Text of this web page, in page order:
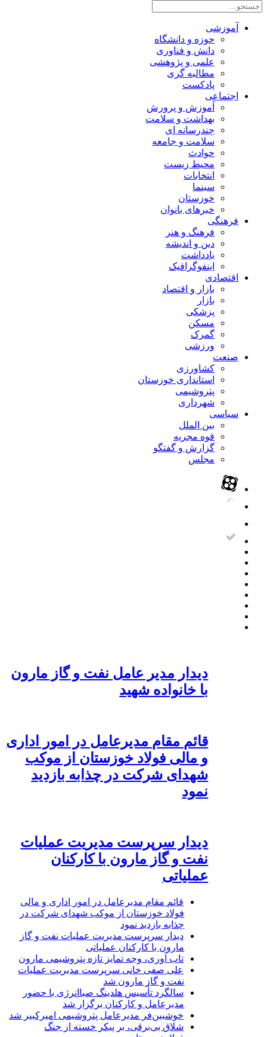
آموزشی
حوزه و دانشگاه
دانش و فناوری
علمی و پژوهشی
مطالبه گری
پادکست
اجتماعی
آموزش و پرورش
بهداشت و سلامت
چندرسانه ای
سلامت و جامعه
حوادث
محیط زیست
انتخابات
سینما
خوزستان
خبرهای بانوان
فرهنگی
فرهنگ و هنر
دین و اندیشه
یادداشت
اینفوگرافیک
اقتصادی
بازار و اقتصاد
بازار
پزشکی
مسکن
گمرک
ورزشی
صنعت
کشاورزی
استانداری خوزستان
پتروشیمی
شهرداری
سیاسی
بین الملل
قوه مجریه
گزارش و گفتگو
مجلس
دیدار مدیر عامل نفت و گاز مارون
با خانواده شهید
قائم مقام مدیرعامل در امور اداری
و مالی فولاد خوزستان از موکب
شهدای شرکت در چذابه بازدید
نمود
دیدار سرپرست مدیریت عملیات
نفت و گاز مارون با کارکنان
عملیاتی
قائم مقام مدیرعامل در امور اداری و مالی
فولاد خوزستان از موکب شهدای شرکت در
چذابه بازدید نمود
دیدار سرپرست مدیریت عملیات نفت و گاز
مارون با کارکنان عملیاتی
تاب آوری، وجه تمایز تازه پتروشیمی مارون
علی صفی خانی سرپرست مدیریت عملیات
نفت و گاز مارون شد
سالگرد تأسیس هلدینگ صباانرژی با حضور
مدیرعامل و کارکنان برگزار شد
خوشبین‌فر مدیرعامل پتروشیمی امیرکبیر شد
شلاق‌ بی‌برقی، بر پیکر خسته‌ از جنگ